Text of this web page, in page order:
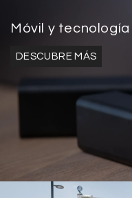
Móvil y tecnología
DESCUBRE MÁS